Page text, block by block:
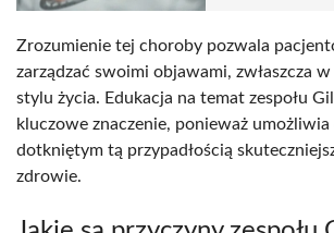
Zrozumienie tej choroby pozwala
zarządzać swoimi objawami, zwłaszcza
stylu życia. Edukacja na temat zespołu
kluczowe znaczenie, ponieważ umożliwia
dotkniętym tą przypadłością
zdrowie.